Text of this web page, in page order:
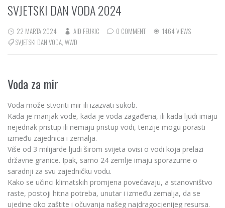
SVJETSKI DAN VODA 2024
22 MARTA 2024 AID FEUKIC 0 COMMENT
1464 VIEWS
SVJETSKI DAN VODA WWD
Voda za mir
Voda može stvoriti mir ili izazvati sukob.
Kada je manjak vode, kada je voda zagađena, ili kada ljudi imaju
nejednak pristup ili nemaju pristup vodi, tenzije mogu porasti
između zajednica i zemalja.
Više od 3 milijarde ljudi širom svijeta ovisi o vodi koja prelazi
državne granice. Ipak, samo 24 zemlje imaju sporazume o
saradnji za svu zajedničku vodu.
Kako se učinci klimatskih promjena povećavaju, a stanovništvo
raste, postoji hitna potreba, unutar i između zemalja, da se
ujedine oko zaštite i očuvanja našeg najdragocjenijeg resursa.